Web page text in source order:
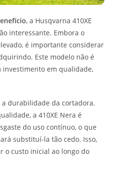
, a Husqvarna 410XE
interessante. Embora o
é importante considerar
Este modelo não é
em qualidade,
durabilidade da cortadora.
a 410XE Nera é
do uso contínuo, o que
substituí-la tão cedo. Isso,
o custo inicial ao longo do